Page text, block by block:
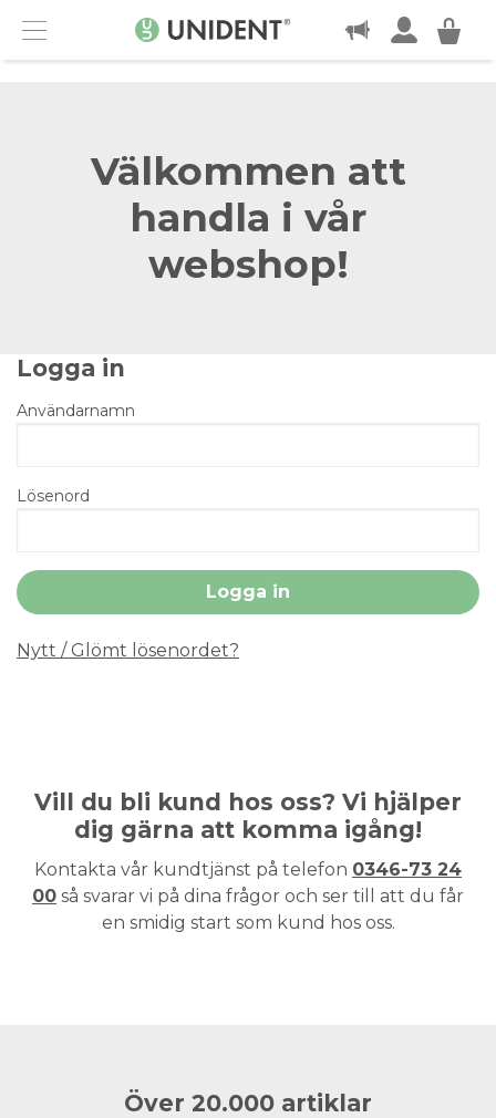
Menu
KONTAKT
Välkommen att
handla i vår
webshop!
Logga in
Användarnamn
Lösenord
Nytt / Glömt lösenordet?
Vill du bli kund hos oss? Vi hjälper
dig gärna att komma igång!
Kontakta vår kundtjänst på telefon 0346-73 24
00 så svarar vi på dina frågor och ser till att du får
en smidig start som kund hos oss.
Över 20.000 artiklar